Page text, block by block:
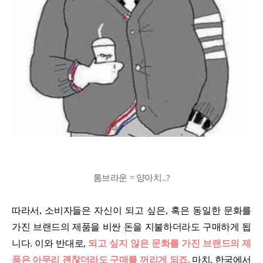
톰브라운 = 양아치..?
따라서, 소비자들은 자신이 되고 싶은, 혹은 동일한 문화를
가진 브랜드의 제품을 비싼 돈을 지불하더라도 구매하게 됩
니다. 이와 반대로, 되고 싶지 않은 문화를 가진 브랜드의 제
품은 아무리 괜찮더라도 구매를 꺼리게 되죠. 마치, 한국에서